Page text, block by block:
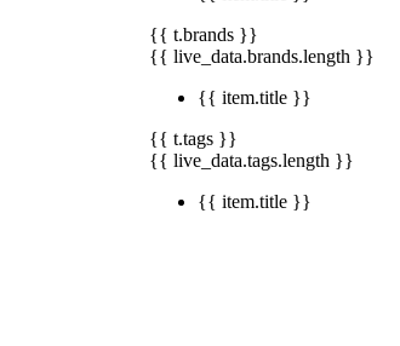
{{ t.brands }}
{{ live_data.brands.length }}
{{ item.title }}
{{ t.tags }}
{{ live_data.tags.length }}
{{ item.title }}